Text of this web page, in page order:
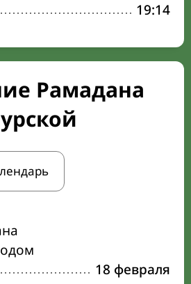
19:14
Рамадана
18 февраля